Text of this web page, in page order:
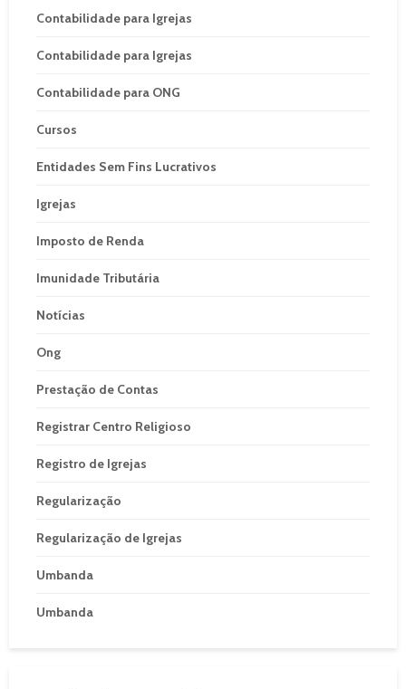
Contabilidade para Igrejas
Contabilidade para Igrejas
Contabilidade para ONG
Cursos
Entidades Sem Fins Lucrativos
Igrejas
Imposto de Renda
Imunidade Tributária
Notícias
Ong
Prestação de Contas
Registrar Centro Religioso
Registro de Igrejas
Regularização
Regularização de Igrejas
Umbanda
Umbanda